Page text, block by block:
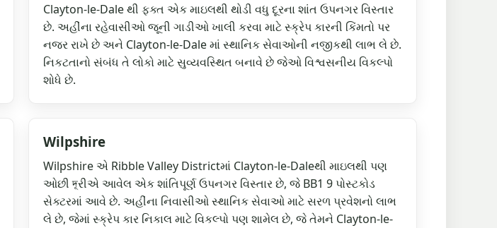
Clayton-le-Dale થી ફક્ત એક માઇલથી થોડી વધુ દૂરના શાંત ઉપનગર વિસ્તાર
છે. અહીંના રહેવાસીઓ જૂની ગાડીઓ ખાલી કરવા માટે સ્ક્રેપ કારની કિંમતો પર
નજર રાખે છે અને Clayton-le-Dale માં સ્થાનિક સેવાઓની નજીકથી લાભ લે છે.
નિકટતાનો સંબંધ તે લોકો માટે સુવ્યવસ્થિત બનાવે છે જેઓ વિશ્વસનીય વિકલ્પો
શોધે છે.
Wilpshire
Wilpshire એ Ribble Valley Districtમાં Clayton-le-Daleથી માઇલથી પણ
ઓછી দূરીએ આવેલ એક શાંતિપૂર્ણ ઉપનગર વિસ્તાર છે, જે BB1 9 પોસ્ટકોડ
સેક્ટરમાં આવે છે. અહીંના નિવાસીઓ સ્થાનિક સેવાઓ માટે સરળ પ્રવેશનો લાભ
લે છે, જેમાં સ્ક્રેપ કાર નિકાલ માટે વિકલ્પો પણ શામેલ છે, જે તેમને Clayton-le-